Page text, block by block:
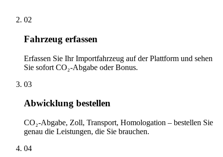
02
Fahrzeug erfassen
Erfassen Sie Ihr Importfahrzeug auf der Plattform und sehen
Sie sofort CO₂-Abgabe oder Bonus.
03
Abwicklung bestellen
CO₂-Abgabe, Zoll, Transport, Homologation – bestellen Sie
genau die Leistungen, die Sie brauchen.
04